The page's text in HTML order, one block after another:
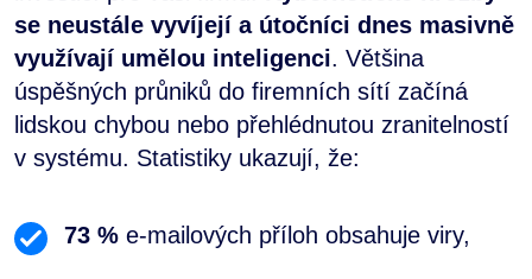
se neustále vyvíjejí a útočníci dnes masivně
využívají umělou inteligenci. Většina
úspěšných průniků do firemních sítí začíná
lidskou chybou nebo přehlédnutou zranitelností
v systému. Statistiky ukazují, že:
73 % e-mailových příloh obsahuje viry,